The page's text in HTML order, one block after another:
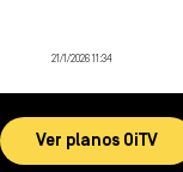
21/1/2026 11:34
Ver planos OiTV